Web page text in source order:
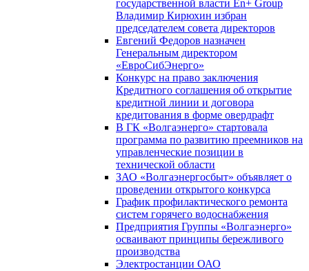
государственной власти En+ Group
Владимир Кирюхин избран
председателем совета директоров
Евгений Федоров назначен
Генеральным директором
«ЕвроСибЭнерго»
Конкурс на право заключения
Кредитного соглашения об открытие
кредитной линии и договора
кредитования в форме овердрафт
В ГК «Волгаэнерго» стартовала
программа по развитию преемников на
управленческие позиции в
технической области
ЗАО «Волгаэнергосбыт» объявляет о
проведении открытого конкурса
График профилактического ремонта
систем горячего водоснабжения
Предприятия Группы «Волгаэнерго»
осваивают принципы бережливого
производства
Электростанции ОАО